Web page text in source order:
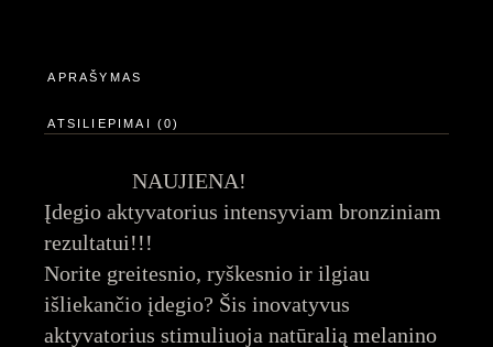
APRAŠYMAS
ATSILIEPIMAI (0)
NAUJIENA!
Įdegio aktyvatorius intensyviam bronziniam
rezultatui!!!
Norite greitesnio, ryškesnio ir ilgiau
išliekančio įdegio? Šis inovatyvus
aktyvatorius stimuliuoja natūralią melanino